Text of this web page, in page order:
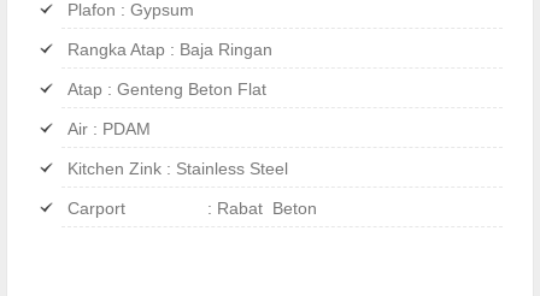
Plafon : Gypsum
Rangka Atap : Baja Ringan
Atap : Genteng Beton Flat
Air : PDAM
Kitchen Zink : Stainless Steel
Carport : Rabat Beton